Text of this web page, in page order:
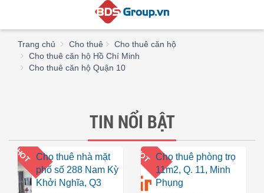
Trang chủ Cho thuê
Cho thuê căn hộ
Cho thuê căn hộ Hồ Chí Minh
Cho thuê căn hộ Quận 10
TIN NỔI BẬT
HOT Cho thuê nhà mặt
phố số 288 Nam Kỳ
Khởi Nghĩa, Q3
HOT Cho thuê phòng trọ
11m2, Q. 11, Minh
Phụng